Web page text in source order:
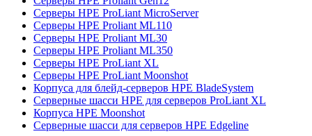
Серверы HPE ProLiant MicroServer
Серверы HPE Proliant ML110
Серверы HPE Proliant ML30
Серверы HPE Proliant ML350
Серверы HPE ProLiant XL
Серверы HPE ProLiant Moonshot
Корпуса для блейд-серверов HPE BladeSystem
Серверные шасси HPE для серверов ProLiant XL
Корпуса HPE Moonshot
Серверные шасси для серверов HPE Edgeline